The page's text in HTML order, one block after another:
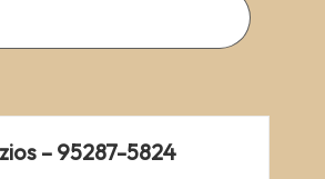
– 95287-5824